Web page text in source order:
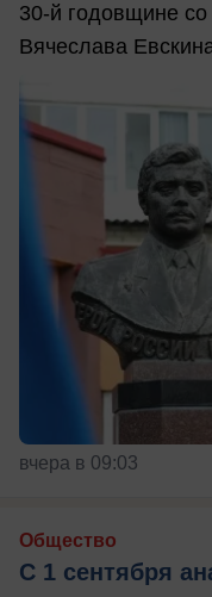
30-й годовщине
Вячеслава
вчера в 09:03
Общество
С 1 сентября